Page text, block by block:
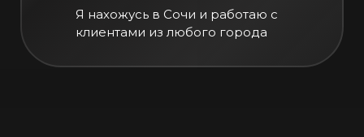
Я нахожусь в Сочи и работаю с
клиентами из любого города